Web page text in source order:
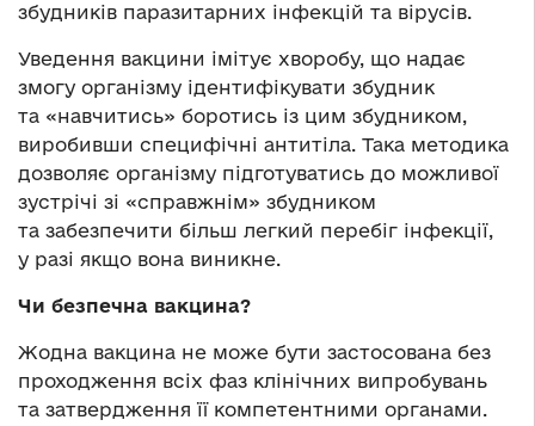
збудників паразитарних інфекцій та вірусів.
Уведення вакцини імітує хворобу, що надає
змогу організму ідентифікувати збудник
та «навчитись» боротись із цим збудником,
виробивши специфічні антитіла. Така методика
дозволяє організму підготуватись до можливої
зустрічі зі «справжнім» збудником
та забезпечити більш легкий перебіг інфекції,
у разі якщо вона виникне.
Чи безпечна вакцина?
Жодна вакцина не може бути застосована без
проходження всіх фаз клінічних випробувань
та затвердження її компетентними органами.